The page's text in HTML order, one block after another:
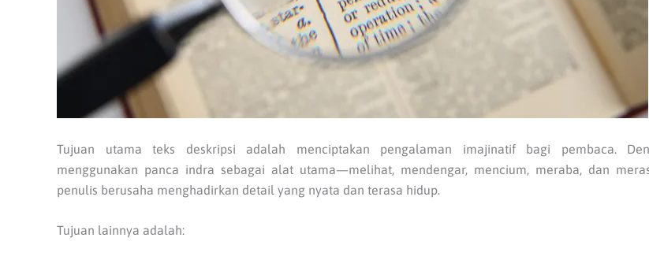
Tujuan utama teks deskripsi adalah menciptakan pengalaman imajinatif bagi pembaca.
menggunakan panca indra sebagai alat utama—melihat, mendengar, mencium, meraba, dan
penulis berusaha menghadirkan detail yang nyata dan terasa hidup.
Tujuan lainnya adalah: